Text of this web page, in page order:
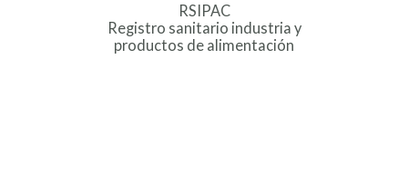
RSIPAC
Registro sanitario industria y
productos de alimentación